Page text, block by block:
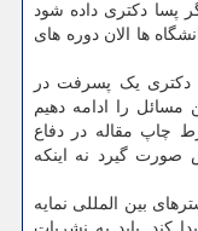
پسا دکتری داده شود
ها الان دوره های
دکتری یک پسرفت در
را ادامه دهیم
شرط چاپ مقاله در دفاع
صورت گیرد نه اینکه
سند در بسترهای بین المللی نمایه